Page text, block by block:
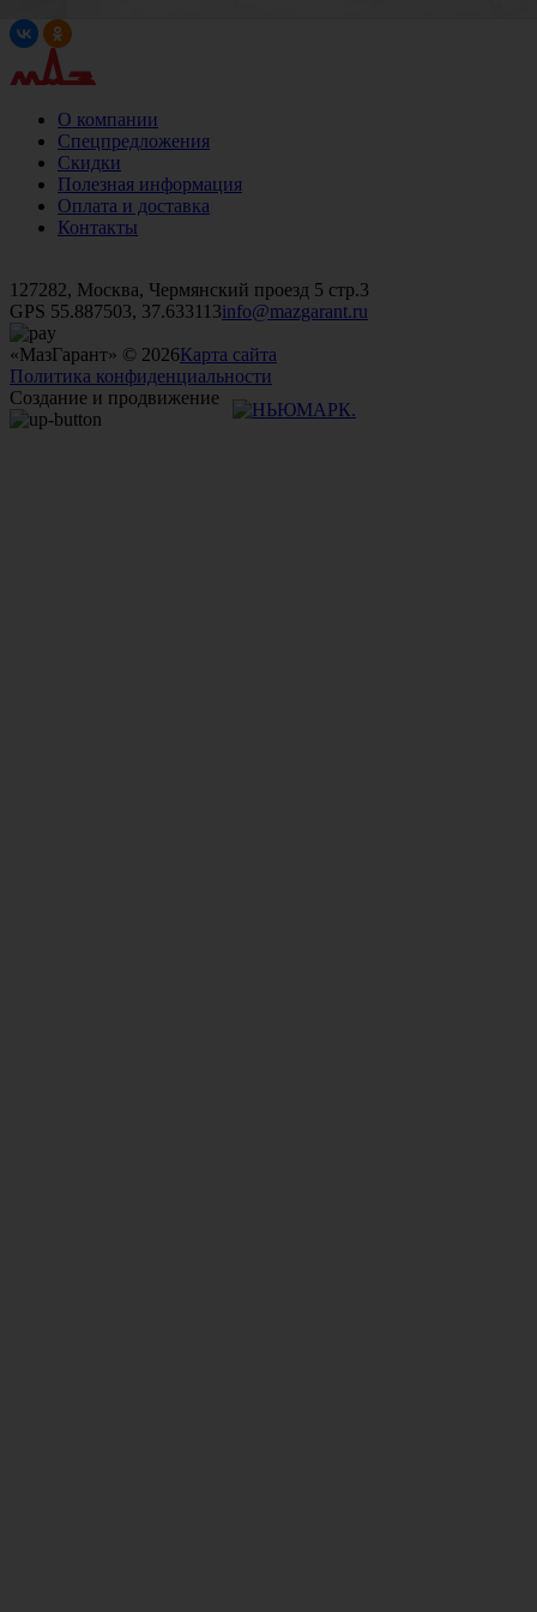
О компании
Спецпредложения
Скидки
Полезная информация
Оплата и доставка
Контакты
127282, Москва, Чермянский проезд 5 стр.3
GPS 55.887503, 37.633113info@mazgarant.ru
«МазГарант» © 2026Карта сайта
Политика конфиденциальности
Создание и продвижение